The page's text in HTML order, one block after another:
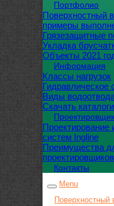
Портфолио
Поверхностный
примеры
Грязезащитные
Укладка
Объекты 2021
Информация
Классы нагрузок
Гидравлическое
Виды
Скачать каталоги
Проектирование
систем Ingline
Преимущества
проектировщиков
Контакты
Menu
Поверхностный